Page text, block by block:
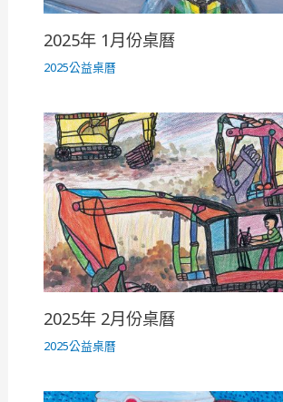
2025年 1月份桌曆
2025公益桌曆
2025年 2月份桌曆
2025公益桌曆